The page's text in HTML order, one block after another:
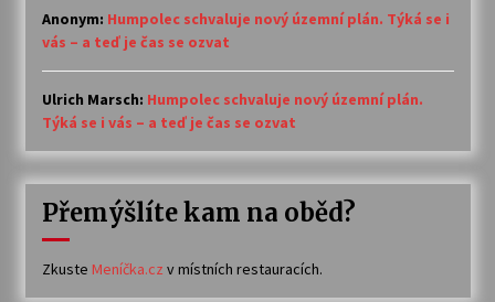
Anonym: Humpolec schvaluje nový územní plán. Týká se i
vás – a teď je čas se ozvat
Ulrich Marsch: Humpolec schvaluje nový územní plán.
Týká se i vás – a teď je čas se ozvat
Přemýšlíte kam na oběd?
Zkuste Meníčka.cz v místních restauracích.